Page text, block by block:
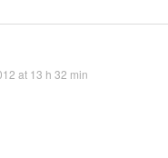
at 13 h 32 min